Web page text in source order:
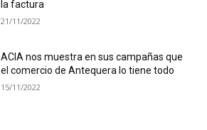
la factura
21/11/2022
ACIA nos muestra en sus campañas que
el comercio de Antequera lo tiene todo
15/11/2022